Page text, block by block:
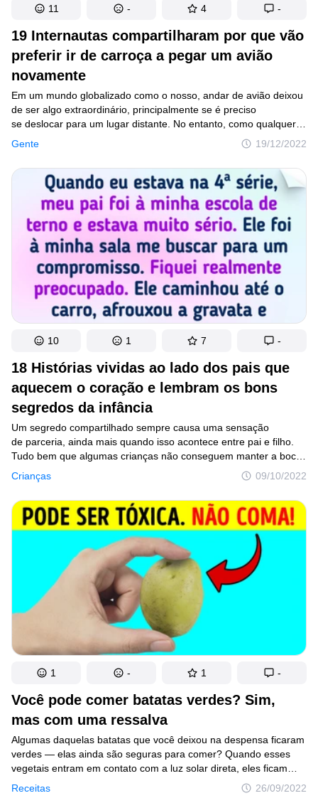
19 Internautas compartilharam por que vão
preferir ir de carroça a pegar um avião
novamente
Gente 19/12/2022
Em um mundo globalizado como o nosso, andar de avião deixou
de ser algo extraordinário, principalmente se é preciso
se deslocar para um lugar distante. No entanto, como qualquer
transporte coletivo, é preciso lidar com situações desagradáveis
de vez em quando, que podem até desanimar sua viagem
em instantes. Embora tais momentos não sejam tão difíceis
de acontecer, há também surpresas agradáveis. Como a que
aconteceu com um passageiro e você descobrirá no bônus
no final do artigo de hoje.
11 - 4 -
18 Histórias vividas ao lado dos pais que
aquecem o coração e lembram os bons
segredos da infância
Crianças 09/10/2022
Um segredo compartilhado sempre causa uma sensação
de parceria, ainda mais quando isso acontece entre pai e filho.
Tudo bem que algumas crianças não conseguem manter a boca
calada por muito tempo e, muitas vezes, isso deixa a situação
ainda mais engraçada. A não ser quando a “revelação” vem
acompanhada de uma bronca — nesses casos, da parte da mãe.
Mesmo assim, o companheirismo dessas horas acaba ficando
por muito tempo gravado em nossas memórias, deixando aquele
quentinho no coração.
10 1 7 -
Você pode comer batatas verdes? Sim,
mas com uma ressalva
Receitas 26/09/2022
Algumas daquelas batatas que você deixou na despensa ficaram
verdes — elas ainda são seguras para comer? Quando esses
vegetais entram em contato com a luz solar direta, eles ficam
verdes por causa de uma coisinha chamada clorofila, que
é um pigmento verde do qual as plantas precisam para produzir
1 - 1 -